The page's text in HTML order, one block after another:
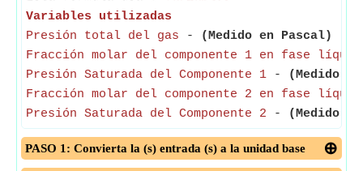
Variables utilizadas
Presión total del gas - (Medido en Pascal)
Fracción molar del componente 1 en fase
Presión Saturada del Componente 1 -
(Medido
Fracción molar del componente 2 en fase
Presión Saturada del Componente 2 - (Medido
PASO 1: Convierta la (s) entrada (s) a la unidad base